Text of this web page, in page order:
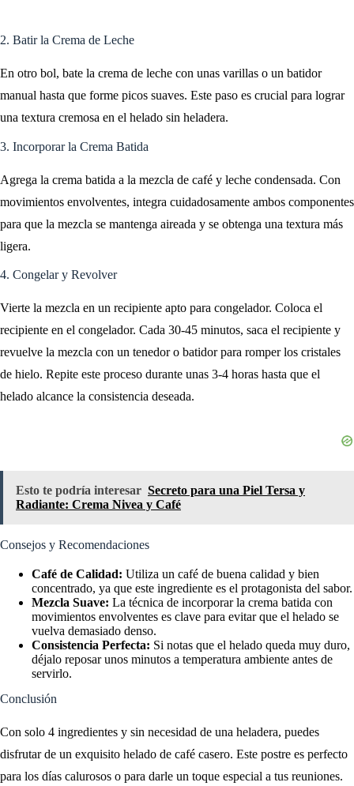
2. Batir la Crema de Leche
En otro bol, bate la crema de leche con unas varillas o un batidor
manual hasta que forme picos suaves. Este paso es crucial para lograr
una textura cremosa en el helado sin heladera.
3. Incorporar la Crema Batida
Agrega la crema batida a la mezcla de café y leche condensada. Con
movimientos envolventes, integra cuidadosamente ambos componentes
para que la mezcla se mantenga aireada y se obtenga una textura más
ligera.
4. Congelar y Revolver
Vierte la mezcla en un recipiente apto para congelador. Coloca el
recipiente en el congelador. Cada 30-45 minutos, saca el recipiente y
revuelve la mezcla con un tenedor o batidor para romper los cristales
de hielo. Repite este proceso durante unas 3-4 horas hasta que el
helado alcance la consistencia deseada.
Esto te podría interesar Secreto para una Piel Tersa y
Radiante: Crema Nivea y Café
Consejos y Recomendaciones
Café de Calidad: Utiliza un café de buena calidad y bien
concentrado, ya que este ingrediente es el protagonista del sabor.
Mezcla Suave: La técnica de incorporar la crema batida con
movimientos envolventes es clave para evitar que el helado se
vuelva demasiado denso.
Consistencia Perfecta: Si notas que el helado queda muy duro,
déjalo reposar unos minutos a temperatura ambiente antes de
servirlo.
Conclusión
Con solo 4 ingredientes y sin necesidad de una heladera, puedes
disfrutar de un exquisito helado de café casero. Este postre es perfecto
para los días calurosos o para darle un toque especial a tus reuniones.